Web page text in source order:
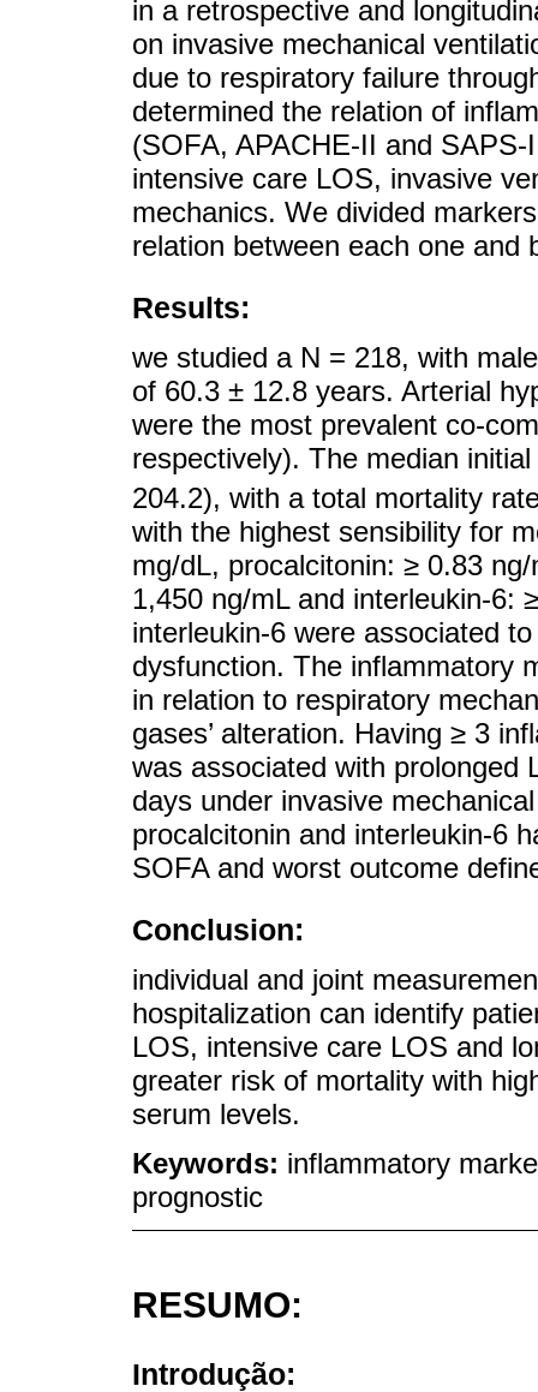
in a retrospective and
on invasive mechanical
due to respiratory failure
determined the relation of
(SOFA, APACHE-II and
intensive care LOS, invasive
mechanics. We divided
relation between each one and
Results:
we studied a N = 218, with
of 60.3 ± 12.8 years. Arterial
were the most prevalent co-
respectively). The median
204.2), with a total mortality
with the highest sensibility for
mg/dL, procalcitonin: ≥ 0.83
1,450 ng/mL and interleukin-6:
interleukin-6 were associated
dysfunction. The inflammatory
in relation to respiratory
gases’ alteration. Having ≥ 3
was associated with prolonged
days under invasive
procalcitonin and interleukin-6
SOFA and worst outcome
Conclusion:
individual and joint
hospitalization can identify
LOS, intensive care LOS and
greater risk of mortality with
serum levels.
Keywords: inflammatory
prognostic
RESUMO:
Introdução: